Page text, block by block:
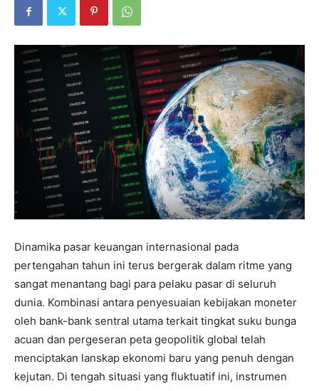
Dinamika pasar keuangan internasional pada
pertengahan tahun ini terus bergerak dalam ritme yang
sangat menantang bagi para pelaku pasar di seluruh
dunia. Kombinasi antara penyesuaian kebijakan moneter
oleh bank-bank sentral utama terkait tingkat suku bunga
acuan dan pergeseran peta geopolitik global telah
menciptakan lanskap ekonomi baru yang penuh dengan
kejutan. Di tengah situasi yang fluktuatif ini, instrumen